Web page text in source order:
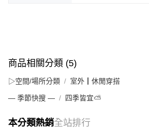
商品相關分類 (5)
▷空間/場所分類 室外┃休閒穿搭
— 季節快搜 — 四季皆宜⛅
本分類熱銷全站排行